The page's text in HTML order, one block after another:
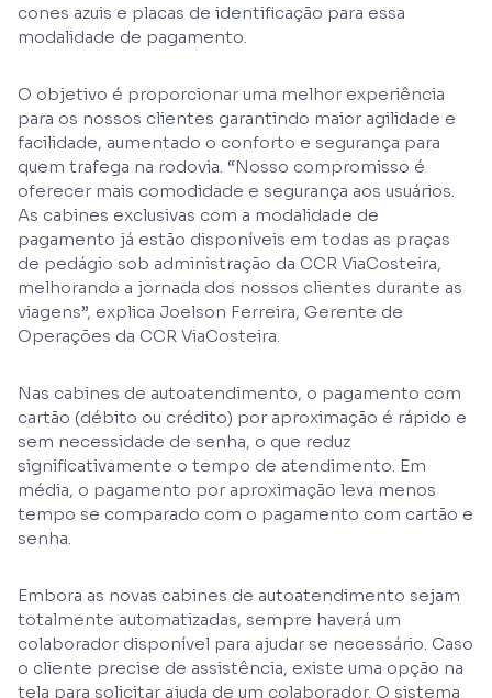
cones azuis e placas de identificação para essa
modalidade de pagamento.
O objetivo é proporcionar uma melhor experiência
para os nossos clientes garantindo maior agilidade e
facilidade, aumentado o conforto e segurança para
quem trafega na rodovia. “Nosso compromisso é
oferecer mais comodidade e segurança aos usuários.
As cabines exclusivas com a modalidade de
pagamento já estão disponíveis em todas as praças
de pedágio sob administração da CCR ViaCosteira,
melhorando a jornada dos nossos clientes durante as
viagens”, explica Joelson Ferreira, Gerente de
Operações da CCR ViaCosteira.
Nas cabines de autoatendimento, o pagamento com
cartão (débito ou crédito) por aproximação é rápido e
sem necessidade de senha, o que reduz
significativamente o tempo de atendimento. Em
média, o pagamento por aproximação leva menos
tempo se comparado com o pagamento com cartão e
senha.
Embora as novas cabines de autoatendimento sejam
totalmente automatizadas, sempre haverá um
colaborador disponível para ajudar se necessário. Caso
o cliente precise de assistência, existe uma opção na
tela para solicitar ajuda de um colaborador. O sistema